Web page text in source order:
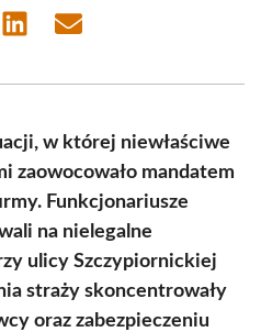
Share Share
w której niewłaściwe
zaowocowało mandatem
Funkcjonariusze
na nielegalne
ulicy Szczypiornickiej
straży skoncentrowały
oraz zabezpieczeniu